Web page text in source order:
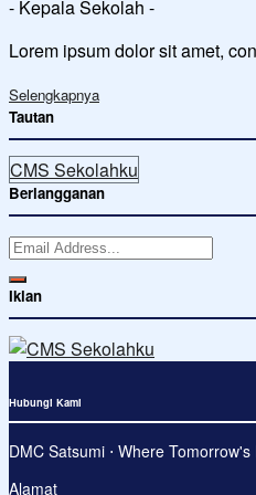
- Kepala Sekolah -
Lorem ipsum dolor sit amet,
Selengkapnya
Tautan
CMS Sekolahku
Berlangganan
Iklan
Hubungi Kami
DMC Satsumi ⋅ Where
Alamat